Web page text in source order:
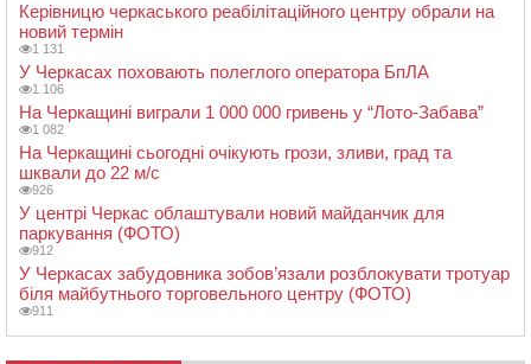
Керівницю черкаського реабілітаційного центру обрали на
новий термін
1 131
У Черкасах поховають полеглого оператора БпЛА
1 106
На Черкащині виграли 1 000 000 гривень у “Лото-Забава”
1 082
На Черкащині сьогодні очікують грози, зливи, град та
шквали до 22 м/с
926
У центрі Черкас облаштували новий майданчик для
паркування (ФОТО)
912
У Черкасах забудовника зобов’язали розблокувати тротуар
біля майбутнього торговельного центру (ФОТО)
911